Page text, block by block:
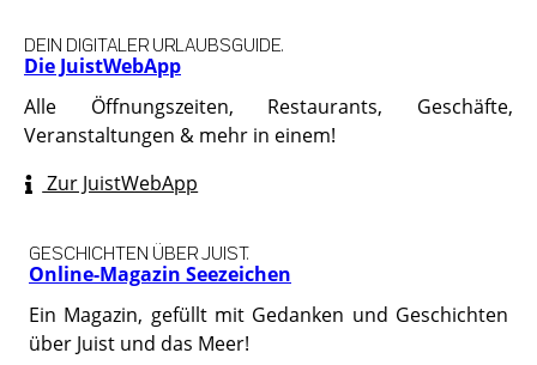
Die JuistWebApp
DEIN DIGITALER URLAUBSGUIDE.
Alle Öffnungszeiten, Restaurants, Geschäfte,
Veranstaltungen & mehr in einem!
Zur JuistWebApp
Online-Magazin Seezeichen
GESCHICHTEN ÜBER JUIST.
Ein Magazin, gefüllt mit Gedanken und Geschichten
über Juist und das Meer!